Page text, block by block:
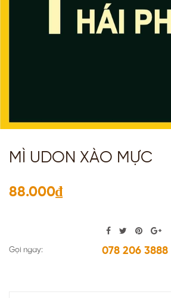
MÌ UDON XÀO MỰC
88.000₫
Gọi ngay: 078 206 3888